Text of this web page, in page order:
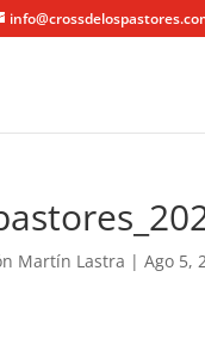
Martín Lastra | Ago 5,